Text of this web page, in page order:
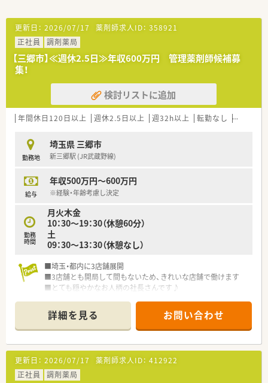
■年に1度栄養士を呼んでの勉強会がございます
＼ こんな方におすすめ ／
■ライフワークバランスを保ちたい方。
■雰囲気重視で職場を選びたい方
■地域活動に興味のある方。
更新日： 2026/07/17 薬剤師求人ID： 358921
正社員
調剤薬局
【三郷市】≪週休2.5日≫年収600万円 管理薬剤師候補募
集！
検討リストに追加
年間休日120日以上 週休2.5日以上 週32h以上 転勤なし 車通勤可
勤務地
埼玉県 三郷市
新三郷駅 (JR武蔵野線)
給与
年収500万円～600万円
※経験・年齢考慮し決定
勤務
時間
月火木金
10：30～19：30（休憩60分）
土
09：30～13：30（休憩なし）
■埼玉・都内に3店舗展開
■3店舗とも開局して間もないため、きれいな店舗で働けます
■とても穏やかなお人柄の社長さんです♪
詳細を見る お問い合わせ
更新日： 2026/07/17 薬剤師求人ID： 412922
正社員
調剤薬局